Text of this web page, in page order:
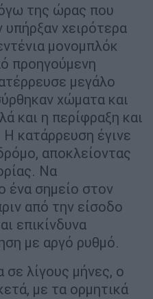
της ώρας που
χειρότερα
μονομπλόκ
προηγούμενη
μεγάλο
χώματα και
και η περίφραξη και
κατάρρευση έγινε
αποκλείοντας
Να
ένα σημείο στον
από την είσοδο
επικίνδυνα
με αργό ρυθμό.
σε λίγους μήνες, ο
με τα ορμητικά